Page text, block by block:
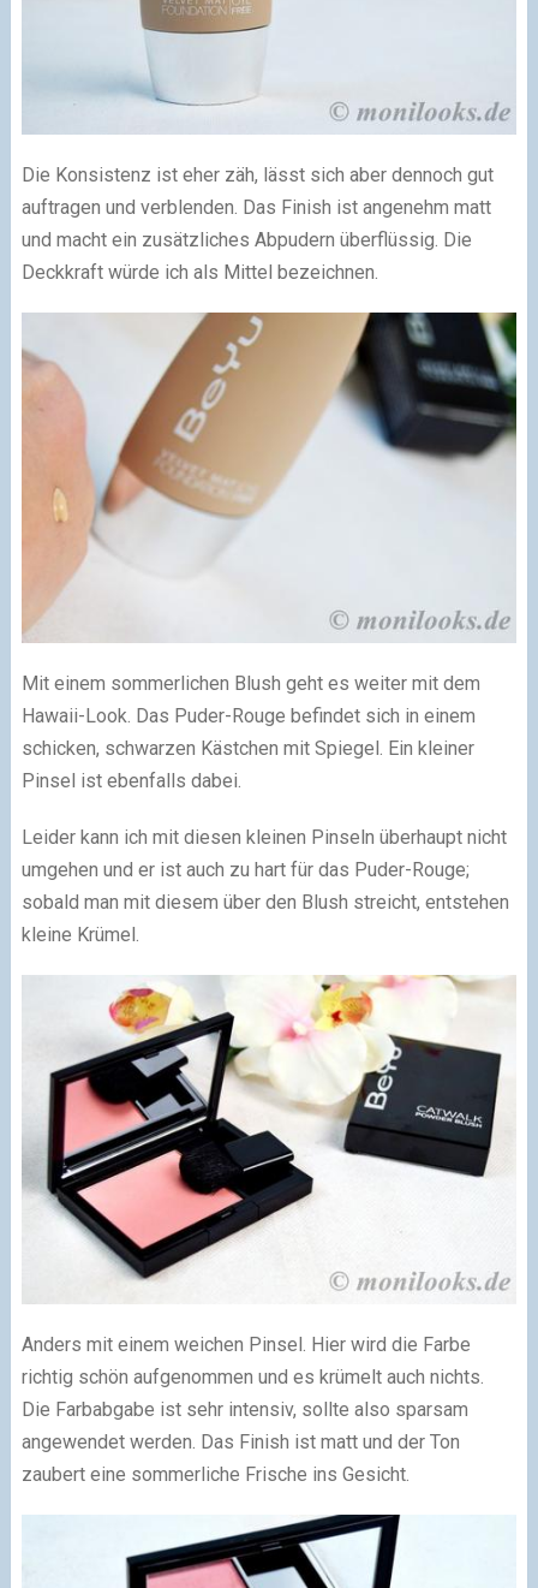
Die Konsistenz ist eher zäh, lässt sich aber dennoch gut
auftragen und verblenden. Das Finish ist angenehm matt
und macht ein zusätzliches Abpudern überflüssig. Die
Deckkraft würde ich als Mittel bezeichnen.
Mit einem sommerlichen Blush geht es weiter mit dem
Hawaii-Look. Das Puder-Rouge befindet sich in einem
schicken, schwarzen Kästchen mit Spiegel. Ein kleiner
Pinsel ist ebenfalls dabei.
Leider kann ich mit diesen kleinen Pinseln überhaupt nicht
umgehen und er ist auch zu hart für das Puder-Rouge;
sobald man mit diesem über den Blush streicht, entstehen
kleine Krümel.
Anders mit einem weichen Pinsel. Hier wird die Farbe
richtig schön aufgenommen und es krümelt auch nichts.
Die Farbabgabe ist sehr intensiv, sollte also sparsam
angewendet werden. Das Finish ist matt und der Ton
zaubert eine sommerliche Frische ins Gesicht.